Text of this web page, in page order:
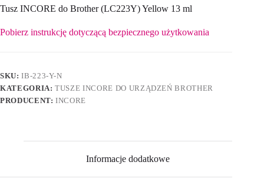
Tusz INCORE do Brother (LC223Y) Yellow 13 ml
Pobierz instrukcję dotyczącą bezpiecznego użytkowania
SKU:IB-223-Y-N
KATEGORIA:TUSZE INCORE DO URZĄDZEŃ BROTHER
PRODUCENT:INCORE
Informacje dodatkowe